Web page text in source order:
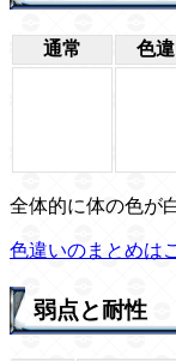
通常 色
全体的に体の色が
色違いのまとめは
弱点と耐性